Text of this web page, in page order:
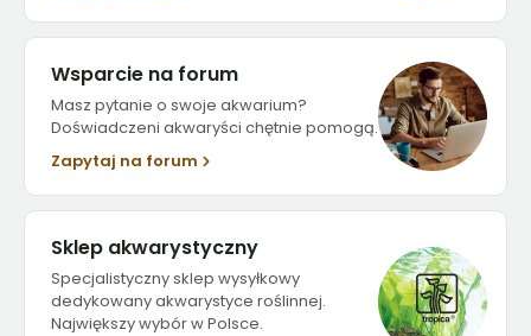
Wsparcie na forum
Masz pytanie o swoje akwarium?
Doświadczeni akwaryści chętnie pomogą.
Zapytaj na forum
Sklep akwarystyczny
Specjalistyczny sklep wysyłkowy
dedykowany akwarystyce roślinnej.
Największy wybór w Polsce.